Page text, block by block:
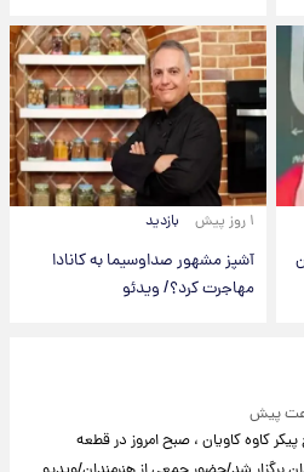
۱ روز پیش بازدید
آشپز مشهور صداوسیما به کانادا
مهاجرت کرد؟/ ویدئو
کاوه کاویان ، صبح امروز در قطعه